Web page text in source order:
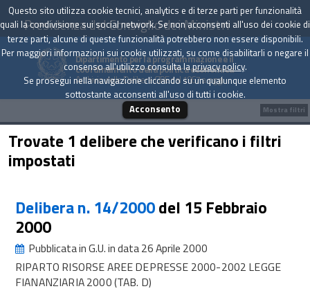
Presidenza del Consiglio dei Ministri
Dipartimento per la programmazione e il
coordinamento della politica economica
Archivio delle Delibere CIPE dal 1967 a oggi
Trovate 1 delibere che verificano i filtri
impostati
Delibera n. 14/2000del 15 Febbraio
2000
Pubblicata in G.U. in data 26 Aprile 2000
RIPARTO RISORSE AREE DEPRESSE 2000-2002 LEGGE
FIANANZIARIA 2000 (TAB. D)
Mostra filtri
Questo sito utilizza cookie tecnici, analytics e di terze parti per funzionalità
quali la condivisione sui social network. Se non acconsenti all'uso dei cookie di
terze parti, alcune di queste funzionalità potrebbero non essere disponibili.
Per maggiori informazioni sui cookie utilizzati, su come disabilitarli o negare il
consenso all'utilizzo consulta laprivacy policy.
Se prosegui nella navigazione cliccando su un qualunque elemento
sottostante acconsenti all'uso di tutti i cookie.
Acconsento